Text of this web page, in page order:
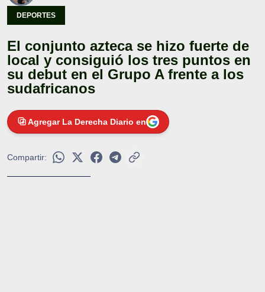
DEPORTES
El conjunto azteca se hizo fuerte de
local y consiguió los tres puntos en
su debut en el Grupo A frente a los
sudafricanos
Agregar La Derecha Diario en
Compartir: